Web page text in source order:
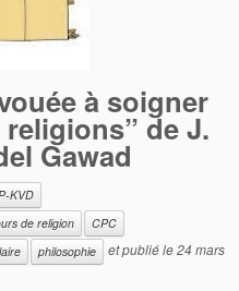
à soigner
de J.
Gawad
KVD
de religion
CPC
philosophie et publié le24 mars